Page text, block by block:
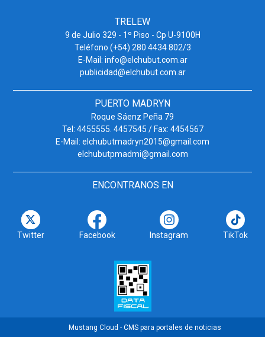
TRELEW
9 de Julio 329 - 1º Piso - Cp U-9100H
Teléfono (+54) 280 4434 802/3
E-Mail: info@elchubut.com.ar
publicidad@elchubut.com.ar
PUERTO MADRYN
Roque Sáenz Peña 79
Tel: 4455555. 4457545 / Fax: 4454567
E-Mail: elchubutmadryn2015@gmail.com
elchubutpmadmi@gmail.com
ENCONTRANOS EN
Twitter Facebook Instagram TikTok
Mustang Cloud - CMS para portales de noticias